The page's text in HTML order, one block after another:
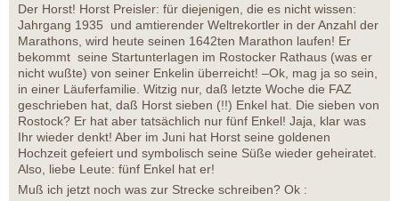
Der Horst! Horst Preisler: für diejenigen, die es nicht wissen:
Jahrgang 1935 und amtierender Weltrekortler in der Anzahl der
Marathons, wird heute seinen 1642ten Marathon laufen! Er
bekommt seine Startunterlagen im Rostocker Rathaus (was er
nicht wußte) von seiner Enkelin überreicht! –Ok, mag ja so sein,
in einer Läuferfamilie. Witzig nur, daß letzte Woche die FAZ
geschrieben hat, daß Horst sieben (!!) Enkel hat. Die sieben von
Rostock? Er hat aber tatsächlich nur fünf Enkel! Jaja, klar was
Ihr wieder denkt! Aber im Juni hat Horst seine goldenen
Hochzeit gefeiert und symbolisch seine Süße wieder geheiratet.
Also, liebe Leute: fünf Enkel hat er!
Muß ich jetzt noch was zur Strecke schreiben? Ok :